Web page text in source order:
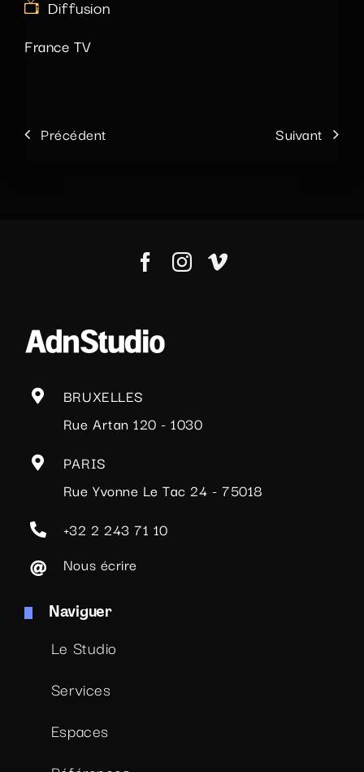
Diffusion
France TV
Précédent Suivant
BRUXELLES
Rue Artan 120 - 1030
PARIS
Rue Yvonne Le Tac 24 - 75018
+32 2 243 71 10
Nous écrire
Naviguer
Le Studio
Services
Espaces